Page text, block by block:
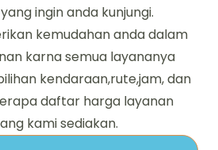
ingin anda kunjungi.
kemudahan anda dalam
karna semua layananya
kendaraan,rute,jam, dan
daftar harga layanan
kami sediakan.